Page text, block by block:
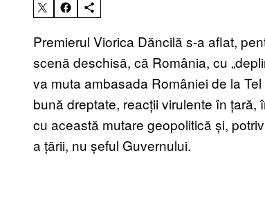
Premierul Viorica Dăncilă s-a aflat,
scenă deschisă, că România, cu
va muta ambasada României de la
bună dreptate, reacții virulente în țară,
cu această mutare geopolitică și,
a țării, nu șeful Guvernului.